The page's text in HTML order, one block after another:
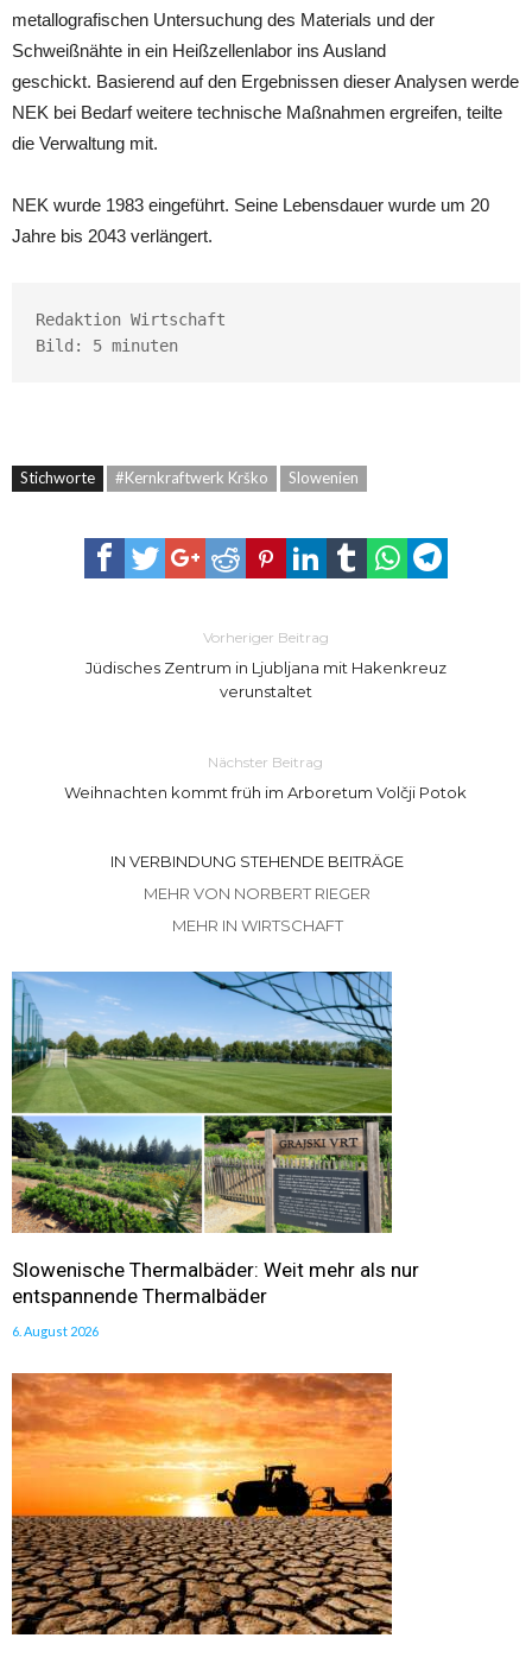
metallografischen Untersuchung des Materials und der
Schweißnähte in ein Heißzellenlabor ins Ausland
geschickt. Basierend auf den Ergebnissen dieser Analysen werde
NEK bei Bedarf weitere technische Maßnahmen ergreifen, teilte
die Verwaltung mit.
NEK wurde 1983 eingeführt. Seine Lebensdauer wurde um 20
Jahre bis 2043 verlängert.
Redaktion Wirtschaft
Bild: 5 minuten
Stichworte #Kernkraftwerk Krško Slowenien
Vorheriger Beitrag
Jüdisches Zentrum in Ljubljana mit Hakenkreuz
verunstaltet
Nächster Beitrag
Weihnachten kommt früh im Arboretum Volčji Potok
IN VERBINDUNG STEHENDE BEITRÄGE
MEHR VON NORBERT RIEGER
MEHR IN WIRTSCHAFT
Slowenische Thermalbäder: Weit mehr als nur
entspannende Thermalbäder
6. August 2026